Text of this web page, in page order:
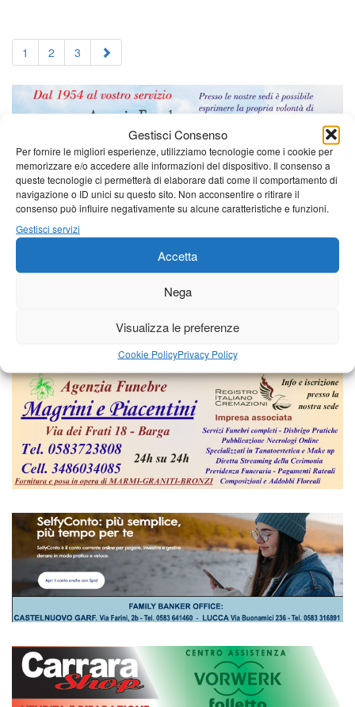
Gestisci Consenso
Per fornire le migliori esperienze, utilizziamo tecnologie come i cookie per
memorizzare e/o accedere alle informazioni del dispositivo. Il consenso a
queste tecnologie ci permetterà di elaborare dati come il comportamento di
navigazione o ID unici su questo sito. Non acconsentire o ritirare il
consenso può influire negativamente su alcune caratteristiche e funzioni.
Gestisci servizi
Accetta
Nega
Visualizza le preferenze
Cookie PolicyPrivacy Policy
1 2 3